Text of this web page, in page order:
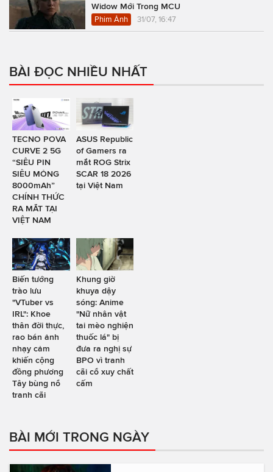
Widow Mới Trong MCU
Phim Ảnh 31/07, 16:47
BÀI ĐỌC NHIỀU NHẤT
TECNO POVA
CURVE 2 5G
“SIÊU PIN
SIÊU MỎNG
8000mAh”
CHÍNH THỨC
RA MẮT TẠI
VIỆT NAM
ASUS Republic
of Gamers ra
mắt ROG Strix
SCAR 18 2026
tại Việt Nam
Biến tướng
trào lưu
"VTuber vs
IRL": Khoe
thân đời thực,
rao bán ảnh
nhạy cảm
khiến cộng
đồng phương
Tây bùng nổ
tranh cãi
Khung giờ
khuya dậy
sóng: Anime
"Nữ nhân vật
tai mèo nghiện
thuốc lá" bị
đưa ra nghị sự
BPO vì tranh
cãi cổ xuy chất
cấm
BÀI MỚI TRONG NGÀY